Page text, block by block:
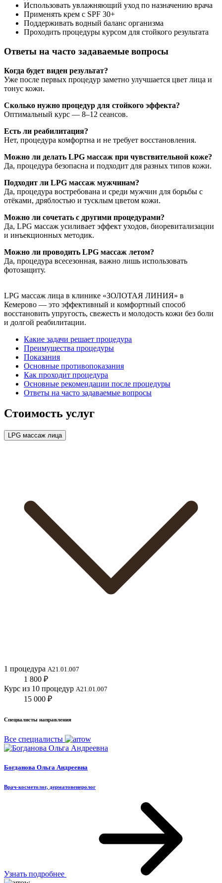
Использовать увлажняющий уход по назначению врача
Применять крем с SPF 30+
Поддерживать водный баланс организма
Проходить процедуры курсом для стойкого результата
Ответы на часто задаваемые вопросы
Когда будет виден результат?
Уже после первых процедур заметно улучшается цвет лица и
тонус кожи.
Сколько нужно процедур для стойкого эффекта?
Оптимальный курс — 8–12 сеансов.
Есть ли реабилитация?
Нет, процедура комфортна и не требует восстановления.
Можно ли делать LPG массаж при чувствительной коже?
Да, процедура безопасна и подходит для разных типов кожи.
Подходит ли LPG массаж мужчинам?
Да, процедура востребована и среди мужчин для борьбы с
отёками, дряблостью и тусклым цветом кожи.
Можно ли сочетать с другими процедурами?
Да, LPG массаж усиливает эффект уходов, биоревитализации
и инъекционных методик.
Можно ли проводить LPG массаж летом?
Да, процедура всесезонная, важно лишь использовать
фотозащиту.
LPG массаж лица в клинике «ЗОЛОТАЯ ЛИНИЯ» в
Кемерово — это эффективный и комфортный способ
восстановить упругость, свежесть и молодость кожи без боли
и долгой реабилитации.
Какие задачи решает процедура
Преимущества процедуры
Показания
Основные противопоказания
Как проходит процедура
Основные рекомендации после процедуры
Ответы на часто задаваемые вопросы
Стоимость услуг
LPG массаж лица
1 процедура A21.01.007
1 800 ₽
Курс из 10 процедур A21.01.007
15 000 ₽
Специалисты направления
Все специалисты
Богданова Ольга Андреевна
Врач-косметолог, дерматовенеролог
Узнать подробнее